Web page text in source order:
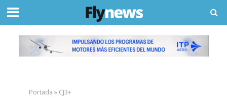
Portada » CJ3+